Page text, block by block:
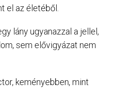
el az életéből.
lány ugyanazzal a jellel,
sem elővigyázat nem
keményebben, mint